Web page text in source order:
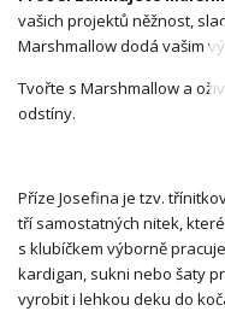
vašich projektů něžnost,
Marshmallow dodá vašim
Tvořte s Marshmallow a
odstíny.
Příze Josefina je tzv.
tří samostatných nitek,
s klubíčkem výborně
kardigan, sukni nebo šaty
vyrobit i lehkou deku do